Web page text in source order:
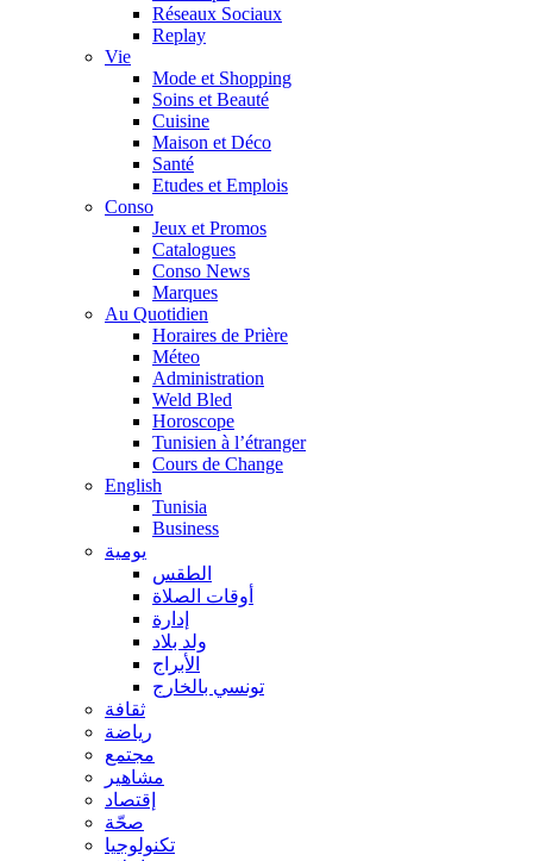
Réseaux Sociaux
Replay
Vie
Mode et Shopping
Soins et Beauté
Cuisine
Maison et Déco
Santé
Etudes et Emplois
Conso
Jeux et Promos
Catalogues
Conso News
Marques
Au Quotidien
Horaires de Prière
Méteo
Administration
Weld Bled
Horoscope
Tunisien à l’étranger
Cours de Change
English
Tunisia
Business
يومية
الطقس
أوقات الصلاة
إدارة
ولد بلاد
الأبراج
تونسي بالخارج
ثقافة
رياضة
مجتمع
مشاهير
إقتصاد
صحّة
تكنولوجيا